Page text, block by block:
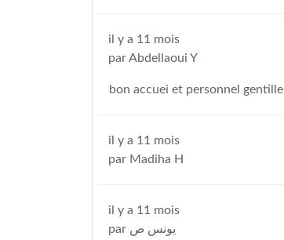
il y a 11 mois
par Abdellaoui Y
bon accuei et personnel
il y a 11 mois
par Madiha H
il y a 11 mois
par يونس ص